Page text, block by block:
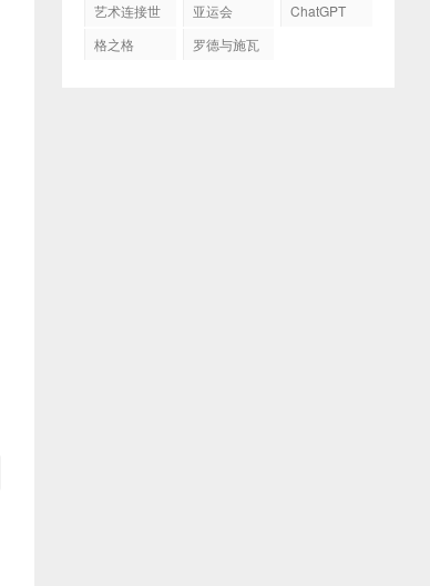
艺术连接世
亚运会
ChatGPT
格之格
罗德与施瓦